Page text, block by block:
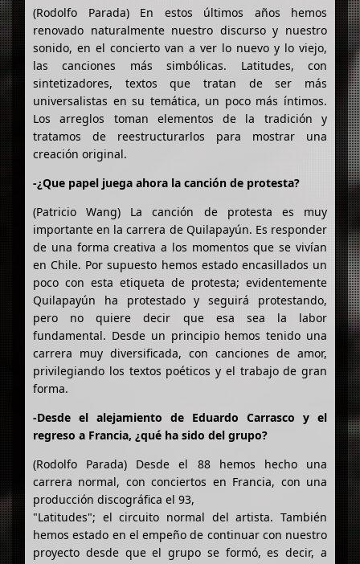
(Rodolfo Parada) En estos últimos años hemos
renovado naturalmente nuestro discurso y nuestro
sonido, en el concierto van a ver lo nuevo y lo viejo,
las canciones más simbólicas. Latitudes, con
sintetizadores, textos que tratan de ser más
universalistas en su temática, un poco más íntimos.
Los arreglos toman elementos de la tradición y
tratamos de reestructurarlos para mostrar una
creación original.
-¿Que papel juega ahora la canción de protesta?
(Patricio Wang) La canción de protesta es muy
importante en la carrera de Quilapayún. Es responder
de una forma creativa a los momentos que se vivían
en Chile. Por supuesto hemos estado encasillados un
poco con esta etiqueta de protesta; evidentemente
Quilapayún ha protestado y seguirá protestando,
pero no quiere decir que esa sea la labor
fundamental. Desde un principio hemos tenido una
carrera muy diversificada, con canciones de amor,
privilegiando los textos poéticos y el trabajo de gran
forma.
-Desde el alejamiento de Eduardo Carrasco y el
regreso a Francia, ¿qué ha sido del grupo?
(Rodolfo Parada) Desde el 88 hemos hecho una
carrera normal, con conciertos en Francia, con una
producción discográfica el 93,
"Latitudes"; el circuito normal del artista. También
hemos estado en el empeño de continuar con nuestro
proyecto desde que el grupo se formó, es decir, a